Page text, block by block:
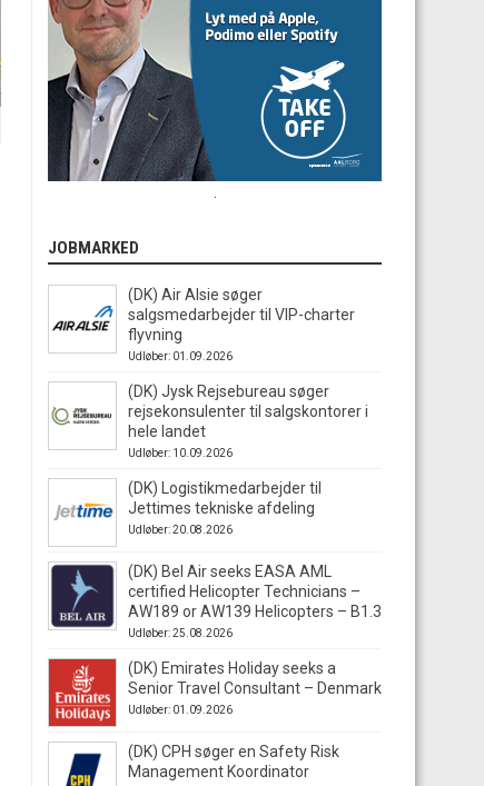
JOBMARKED
(DK) Air Alsie søger
salgsmedarbejder til VIP-charter
flyvning
Udløber: 01.09.2026
(DK) Jysk Rejsebureau søger
rejsekonsulenter til salgskontorer i
hele landet
Udløber: 10.09.2026
(DK) Logistikmedarbejder til
Jettimes tekniske afdeling
Udløber: 20.08.2026
(DK) Bel Air seeks EASA AML
certified Helicopter Technicians –
AW189 or AW139 Helicopters – B1.3
Udløber: 25.08.2026
(DK) Emirates Holiday seeks a
Senior Travel Consultant – Denmark
Udløber: 01.09.2026
(DK) CPH søger en Safety Risk
Management Koordinator